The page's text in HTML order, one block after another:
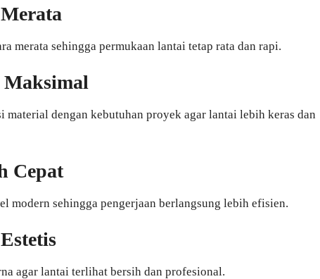
merata sehingga permukaan lantai tetap rata dan rapi.
dengan kebutuhan proyek agar lantai lebih keras dan
Cepat
modern sehingga pengerjaan berlangsung lebih efisien.
agar lantai terlihat bersih dan profesional.